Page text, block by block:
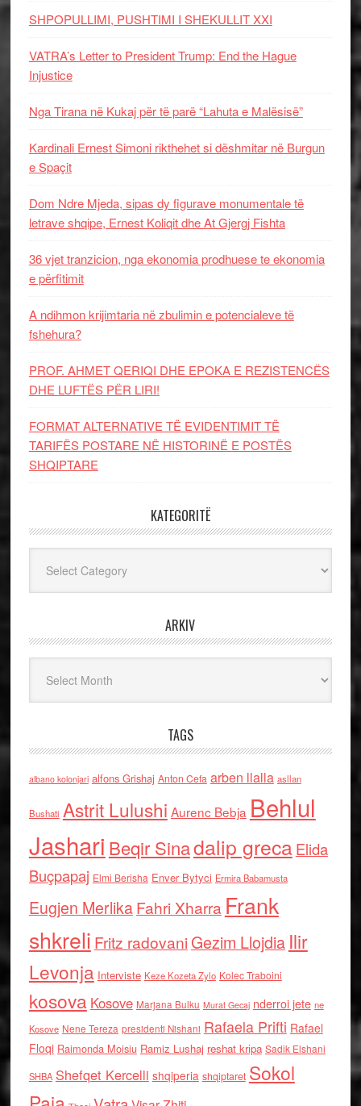
SHPOPULLIMI, PUSHTIMI I SHEKULLIT XXI
VATRA’s Letter to President Trump: End the Hague
Injustice
Nga Tirana në Kukaj për të parë “Lahuta e Malësisë”
Kardinali Ernest Simoni rikthehet si dëshmitar në Burgun
e Spaçit
Dom Ndre Mjeda, sipas dy figurave monumentale të
letrave shqipe, Ernest Koliqit dhe At Gjergj Fishta
36 vjet tranzicion, nga ekonomia prodhuese te ekonomia
e përfitimit
A ndihmon krijimtaria në zbulimin e potencialeve të
fshehura?
PROF. AHMET QERIQI DHE EPOKA E REZISTENCЁS
DHE LUFTЁS PЁR LIRI!
FORMAT ALTERNATIVE TË EVIDENTIMIT TË
TARIFËS POSTARE NË HISTORINË E POSTËS
SHQIPTARE
KATEGORITË
ARKIV
TAGS
albano kolonjari alfons Grishaj Anton Cefa arben llalla asllan
Bushati Astrit Lulushi Aurenc Bebja Behlul
Jashari Beqir Sinadalip grecaElida
Buçpapaj Elmi Berisha Enver Bytyci Ermira Babamusta
Eugjen MerlikaFahri Xharra Frank
shkreli Fritz radovaniGezim Llojdia Ilir
Levonja Interviste Keze Kozeta Zylo Kolec Traboini
kosova Kosove Marjana Bulku Murat Gecaj nderroi jete ne
Kosove Nene Tereza presidenti Nishani Rafaela Prifti Rafael
Floqi Raimonda Moisiu Ramiz Lushaj reshat kripa Sadik Elshani
SHBA Shefqet Kercelli shqiperia shqiptaret Sokol